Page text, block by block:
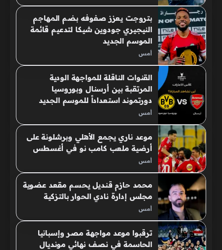
بتروجت يعزز صفوفه بضم المهاجم
النيجيري جودوين شيكا لتدعيم قائمة
الموسم الجديد
أمس
القنوات الناقلة للمواجهة الودية
المرتقبة بين أرسنال وبوروسيا
دورتموند استعداداً للموسم الجديد
أمس
موعد ناري يجمع الأهلي وبرشلونة على
أرضية ملعب كامب نو في أغسطس
أمس
محمد حازم قنديل يحسم مقعد عضوية
مجلس إدارة نادي الحوار بالتزكية
أمس
ترقبوا موعد مواجهة مصر وإسبانيا
الحاسمة في نصف نهائي مونديال